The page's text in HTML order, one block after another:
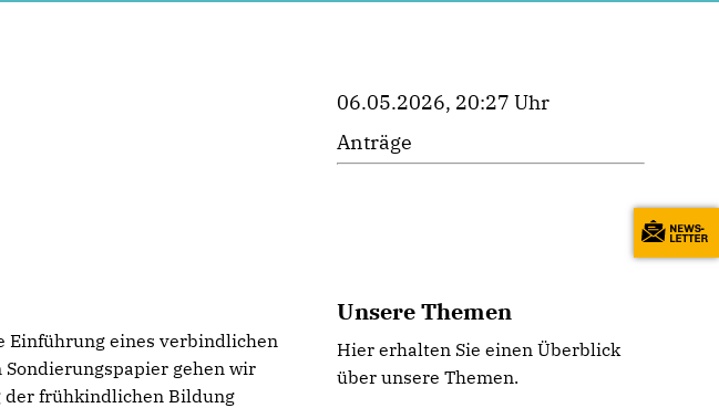
Einführung eines verbindlichen
gehen wir
der frühkindlichen Bildung
06.05.2026, 20:27 Uhr
Anträge
Unsere Themen
Hier erhalten Sie einen Überblick
über unsere Themen.